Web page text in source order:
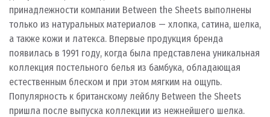
принадлежности компании Between the Sheets выполнены
только из натуральных материалов — хлопка, сатина, шелка,
а также кожи и латекса. Впервые продукция бренда
появилась в 1991 году, когда была представлена уникальная
коллекция постельного белья из бамбука, обладающая
естественным блеском и при этом мягким на ощупь.
Популярность к британскому лейблу Between the Sheets
пришла после выпуска коллекции из нежнейшего шелка.